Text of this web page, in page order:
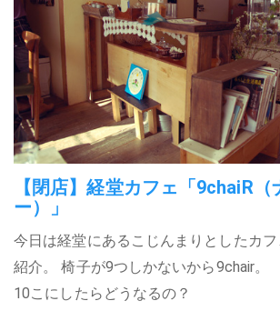
【閉店】経堂カフェ「9chaiR
ー）」
今日は経堂にあるこじんまりとしたカ
紹介。 椅子が9つしかないから9chair。
10こにしたらどうなるの？